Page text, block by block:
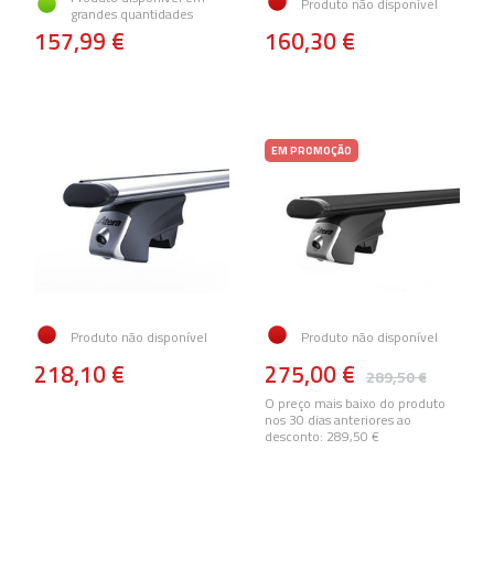
grandes quantidades
157,99 € 160,30 €
Produto não disponível
218,10 €
EM PROMOÇÃO
Produto não disponível
289,50 €
275,00 €
O preço mais baixo do produto
nos 30 dias anteriores ao
desconto: 289,50 €